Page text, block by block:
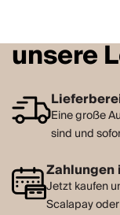
unsere
Eine große
sind und
Zahlungen
Jetzt kaufen
Scalapay